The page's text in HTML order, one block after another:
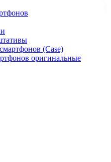
(Case)
оригинальные